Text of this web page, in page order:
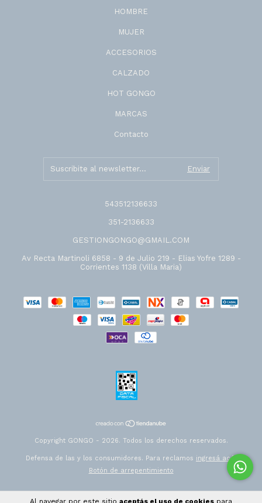
Al navegar por este sitio aceptás el uso de cookies para
HOMBRE
MUJER
ACCESORIOS
CALZADO
HOT GONGO
MARCAS
Contacto
543512136633
351-2136633
GESTIONGONGO@GMAIL.COM
Av Recta Martinoli 6858 - 9 de Julio 219 - Elias Yofre 1289 -
Corrientes 1138 (Villa Maria)
Copyright GONGO - 2026. Todos los derechos reservados.
Defensa de las y los consumidores. Para reclamos ingresá acá.
Botón de arrepentimiento